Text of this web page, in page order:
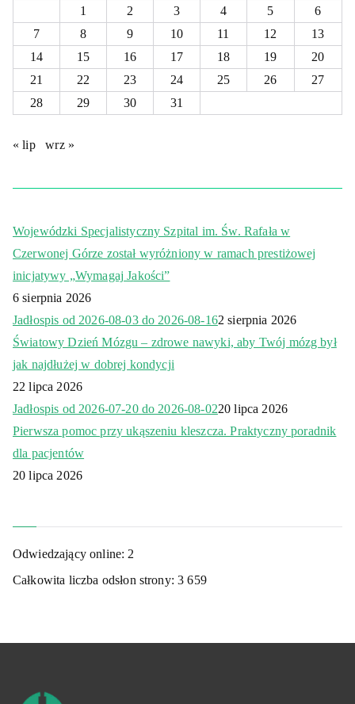
1
2 3 4 5
6
7
8 9 10 11 12
13
14
15 16 17 18 19
20
21
22 23 24 25 26
27
28
29 30 31
« lip wrz »
Wojewódzki Specjalistyczny Szpital im. Św. Rafała w
Czerwonej Górze został wyróżniony w ramach prestiżowej
inicjatywy „Wymagaj Jakości”
6 sierpnia 2026
Jadłospis od 2026-08-03 do 2026-08-162 sierpnia 2026
Światowy Dzień Mózgu – zdrowe nawyki, aby Twój mózg był
jak najdłużej w dobrej kondycji
22 lipca 2026
Jadłospis od 2026-07-20 do 2026-08-0220 lipca 2026
Pierwsza pomoc przy ukąszeniu kleszcza. Praktyczny poradnik
dla pacjentów
20 lipca 2026
Odwiedzający online: 2
Całkowita liczba odsłon strony:3 659